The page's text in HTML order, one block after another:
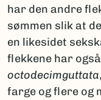
har den andre
sømmen slik at
en likesidet
flekkene har
octodecimguttata
farge og flere og